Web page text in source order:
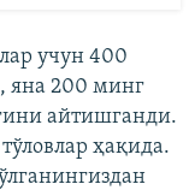
учун 400
яна 200 минг
айтишганди.
ҳақида.